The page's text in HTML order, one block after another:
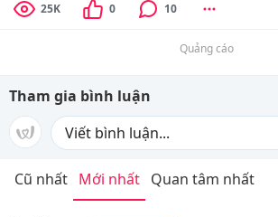
25K 0 10
Quảng cáo
Tham gia bình luận
Cũ nhất Mới nhất Quan tâm nhất